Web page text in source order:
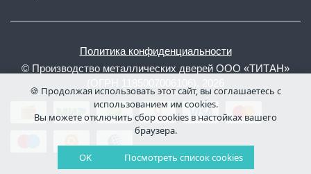
Политика конфиденциальности
© Производство металлических дверей ООО «ТИТАН»
🍪 Продолжая использовать этот сайт, вы соглашаетесь с
использованием им cookies.
Вы можете отключить сбор cookies в настойках вашего
браузера.
OK Посмотреть список cookies